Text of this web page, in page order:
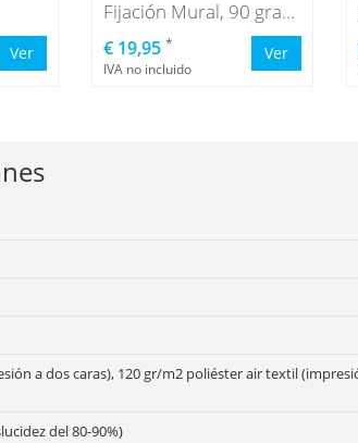
Ver
Fijación Mural, 90 grados
€ 19,95 *
IVA no incluido
Ver
a dos caras), 120 gr/m2 poliéster air textil
del 80-90%)